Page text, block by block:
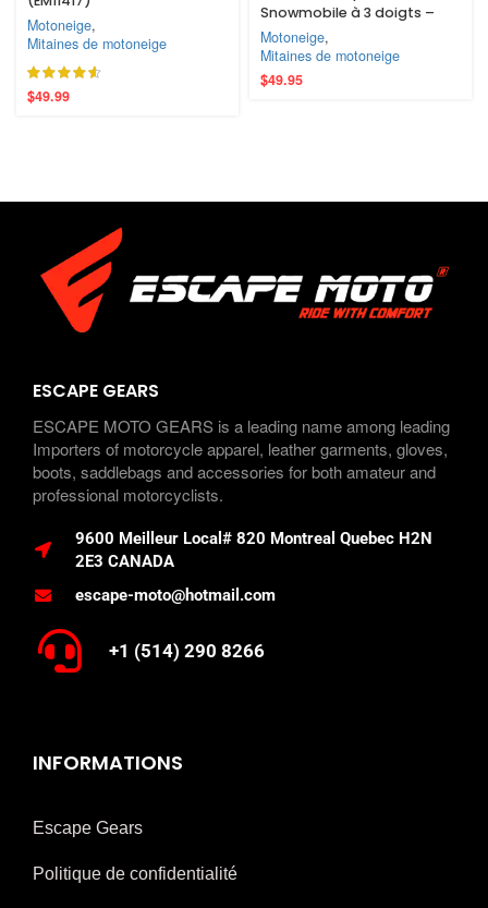
Motoneige,
Mitaines de motoneige
$49.99
Snowmobile à 3 doigts –
Cuir imperméable, chauds
et confortables
Motoneige,
Mitaines de motoneige
$49.95
ESCAPE GEARS
ESCAPE MOTO GEARS is a leading name among leading
Importers of motorcycle apparel, leather garments, gloves,
boots, saddlebags and accessories for both amateur and
professional motorcyclists.
9600 Meilleur Local# 820 Montreal Quebec H2N
2E3 CANADA
escape-moto@hotmail.com
+1 (514) 290 8266
INFORMATIONS
Escape Gears
Politique de confidentialité